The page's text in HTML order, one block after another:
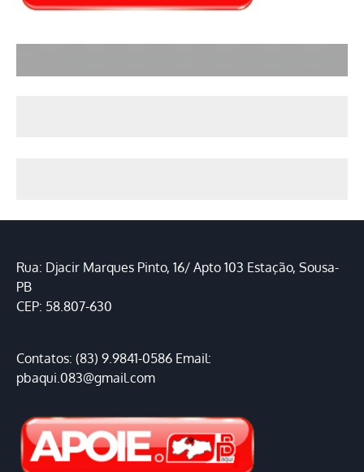
Rua: Djacir Marques Pinto, 16/ Apto 103 Estação, Sousa-
PB
CEP: 58.807-630
Contatos: (83) 9.9841-0586 Email:
pbaqui.083@gmail.com